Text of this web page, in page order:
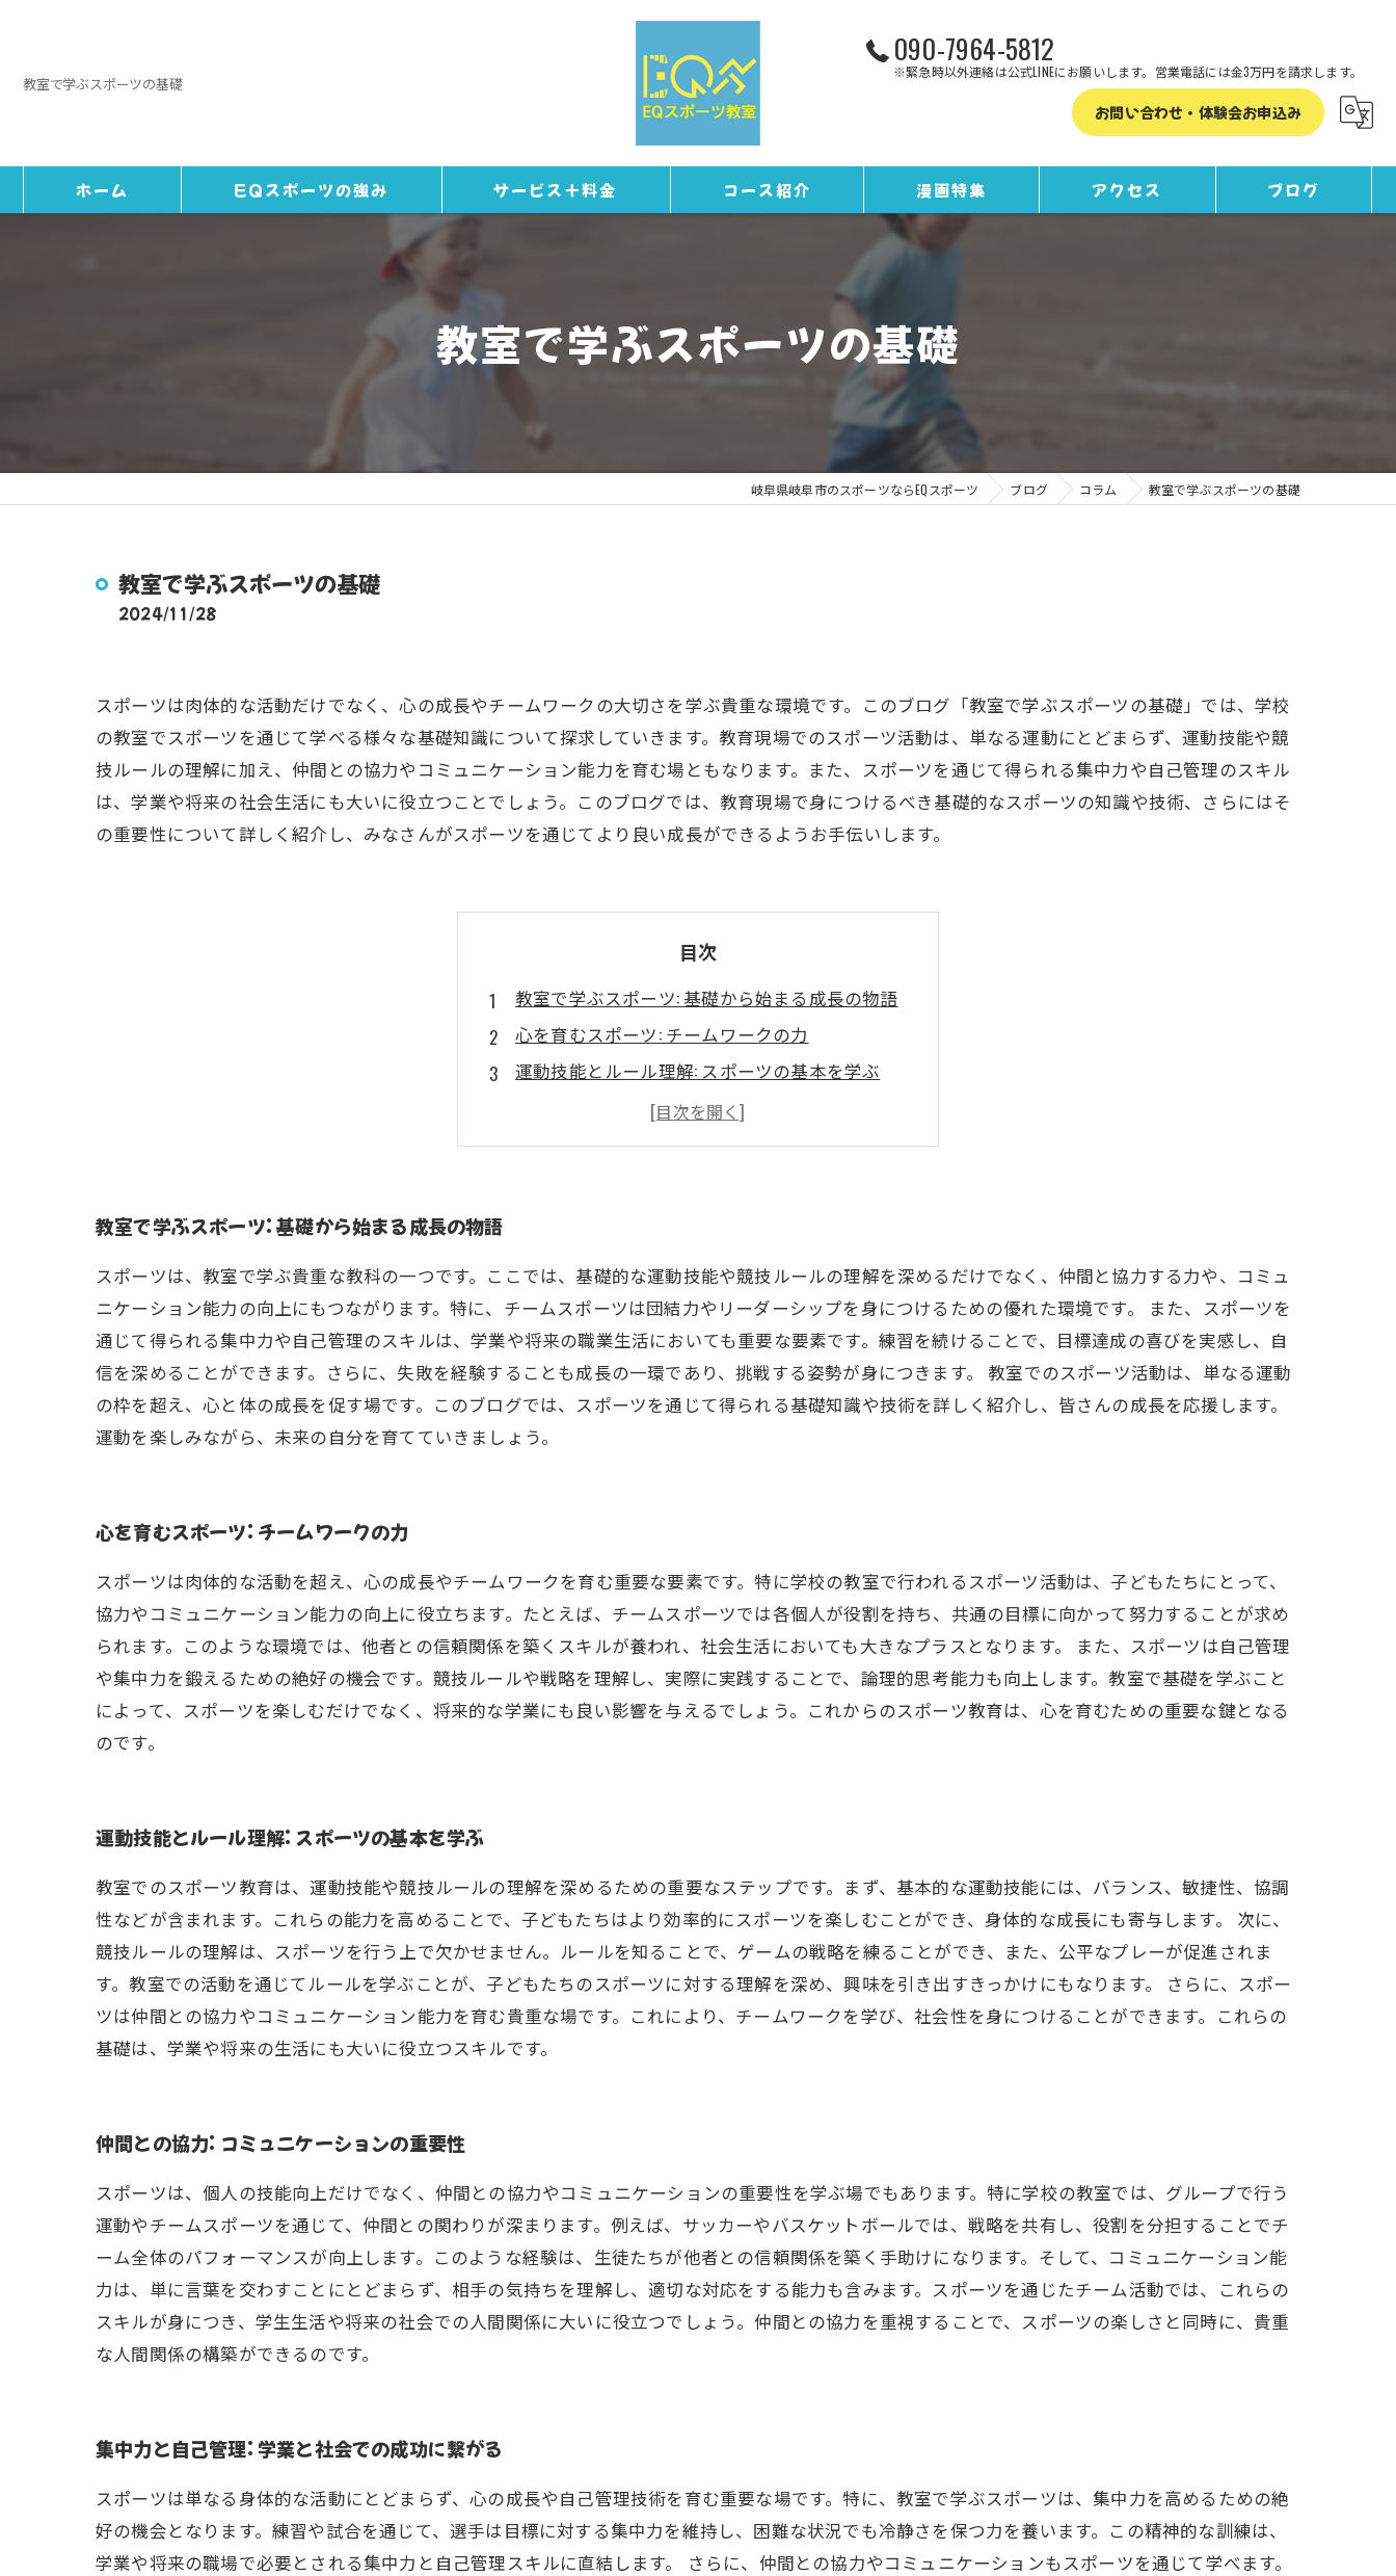
教室で学ぶスポーツの基礎
090-7964-5812
※緊急時以外連絡は公式LINEにお願いします。営業電話には金3万円を請求します。
お問い合わせ・体験会お申込み
ホーム EQスポーツの強み サービス＋料金
スタッフ紹介
コース紹介 漫画特集 アクセス ブログ
教室で学ぶスポーツの基礎
岐阜県岐阜市のスポーツならEQスポーツ ブログ コラム 教室で学ぶスポーツの基礎
教室で学ぶスポーツの基礎
2024/11/28
スポーツは肉体的な活動だけでなく、心の成長やチームワークの大切さを学ぶ貴重な環境です。このブログ「教室で学ぶスポーツの基礎」では、学校
の教室でスポーツを通じて学べる様々な基礎知識について探求していきます。教育現場でのスポーツ活動は、単なる運動にとどまらず、運動技能や競
技ルールの理解に加え、仲間との協力やコミュニケーション能力を育む場ともなります。また、スポーツを通じて得られる集中力や自己管理のスキル
は、学業や将来の社会生活にも大いに役立つことでしょう。このブログでは、教育現場で身につけるべき基礎的なスポーツの知識や技術、さらにはそ
の重要性について詳しく紹介し、みなさんがスポーツを通じてより良い成長ができるようお手伝いします。
目次
教室で学ぶスポーツ: 基礎から始まる成長の物語
心を育むスポーツ: チームワークの力
運動技能とルール理解: スポーツの基本を学ぶ
仲間との協力: コミュニケーションの重要性
集中力と自己管理: 学業と社会での成功に繋がる
教室で学ぶスポーツ: 基礎から始まる成長の物語
スポーツは、教室で学ぶ貴重な教科の一つです。ここでは、基礎的な運動技能や競技ルールの理解を深めるだけでなく、仲間と協力する力や、コミュ
ニケーション能力の向上にもつながります。特に、チームスポーツは団結力やリーダーシップを身につけるための優れた環境です。 また、スポーツを
通じて得られる集中力や自己管理のスキルは、学業や将来の職業生活においても重要な要素です。練習を続けることで、目標達成の喜びを実感し、自
信を深めることができます。さらに、失敗を経験することも成長の一環であり、挑戦する姿勢が身につきます。 教室でのスポーツ活動は、単なる運動
の枠を超え、心と体の成長を促す場です。このブログでは、スポーツを通じて得られる基礎知識や技術を詳しく紹介し、皆さんの成長を応援します。
運動を楽しみながら、未来の自分を育てていきましょう。
心を育むスポーツ: チームワークの力
スポーツは肉体的な活動を超え、心の成長やチームワークを育む重要な要素です。特に学校の教室で行われるスポーツ活動は、子どもたちにとって、
協力やコミュニケーション能力の向上に役立ちます。たとえば、チームスポーツでは各個人が役割を持ち、共通の目標に向かって努力することが求め
られます。このような環境では、他者との信頼関係を築くスキルが養われ、社会生活においても大きなプラスとなります。 また、スポーツは自己管理
や集中力を鍛えるための絶好の機会です。競技ルールや戦略を理解し、実際に実践することで、論理的思考能力も向上します。教室で基礎を学ぶこと
によって、スポーツを楽しむだけでなく、将来的な学業にも良い影響を与えるでしょう。これからのスポーツ教育は、心を育むための重要な鍵となる
のです。
運動技能とルール理解: スポーツの基本を学ぶ
教室でのスポーツ教育は、運動技能や競技ルールの理解を深めるための重要なステップです。まず、基本的な運動技能には、バランス、敏捷性、協調
性などが含まれます。これらの能力を高めることで、子どもたちはより効率的にスポーツを楽しむことができ、身体的な成長にも寄与します。 次に、
競技ルールの理解は、スポーツを行う上で欠かせません。ルールを知ることで、ゲームの戦略を練ることができ、また、公平なプレーが促進されま
す。教室での活動を通じてルールを学ぶことが、子どもたちのスポーツに対する理解を深め、興味を引き出すきっかけにもなります。 さらに、スポー
ツは仲間との協力やコミュニケーション能力を育む貴重な場です。これにより、チームワークを学び、社会性を身につけることができます。これらの
基礎は、学業や将来の生活にも大いに役立つスキルです。
仲間との協力: コミュニケーションの重要性
スポーツは、個人の技能向上だけでなく、仲間との協力やコミュニケーションの重要性を学ぶ場でもあります。特に学校の教室では、グループで行う
運動やチームスポーツを通じて、仲間との関わりが深まります。例えば、サッカーやバスケットボールでは、戦略を共有し、役割を分担することでチ
ーム全体のパフォーマンスが向上します。このような経験は、生徒たちが他者との信頼関係を築く手助けになります。そして、コミュニケーション能
力は、単に言葉を交わすことにとどまらず、相手の気持ちを理解し、適切な対応をする能力も含みます。スポーツを通じたチーム活動では、これらの
スキルが身につき、学生生活や将来の社会での人間関係に大いに役立つでしょう。仲間との協力を重視することで、スポーツの楽しさと同時に、貴重
な人間関係の構築ができるのです。
集中力と自己管理: 学業と社会での成功に繋がる
スポーツは単なる身体的な活動にとどまらず、心の成長や自己管理技術を育む重要な場です。特に、教室で学ぶスポーツは、集中力を高めるための絶
好の機会となります。練習や試合を通じて、選手は目標に対する集中力を維持し、困難な状況でも冷静さを保つ力を養います。この精神的な訓練は、
学業や将来の職場で必要とされる集中力と自己管理スキルに直結します。 さらに、仲間との協力やコミュニケーションもスポーツを通じて学べます。